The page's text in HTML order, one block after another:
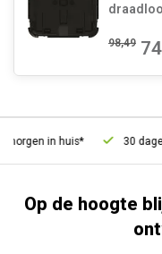
98,49
in huis* 30 dagen
Op de hoogte